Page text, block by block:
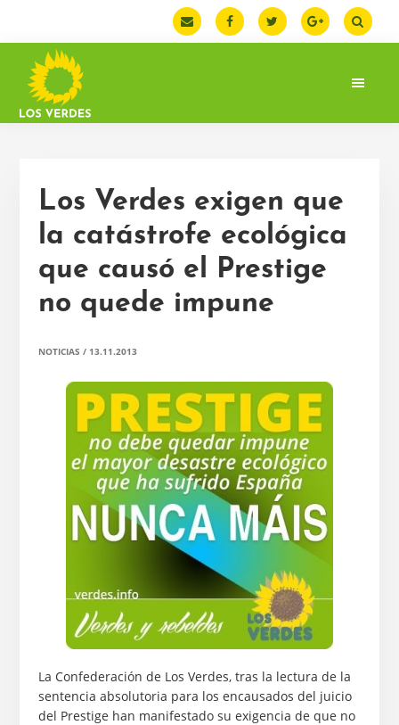
la
navegación
principal
contenido
principal
la
barra
lateral
principal
LOS
Web
Federación
Verdes.
España
Los Verdes exigen que
la catástrofe ecológica
que causó el Prestige
no quede impune
NOTICIAS / 13.11.2013
La Confederación de Los Verdes, tras la lectura de la
sentencia absolutoria para los encausados del juicio
del Prestige han manifestado su exigencia de que no